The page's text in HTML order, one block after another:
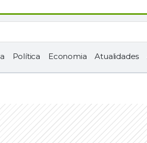
Política Economia Atualidades